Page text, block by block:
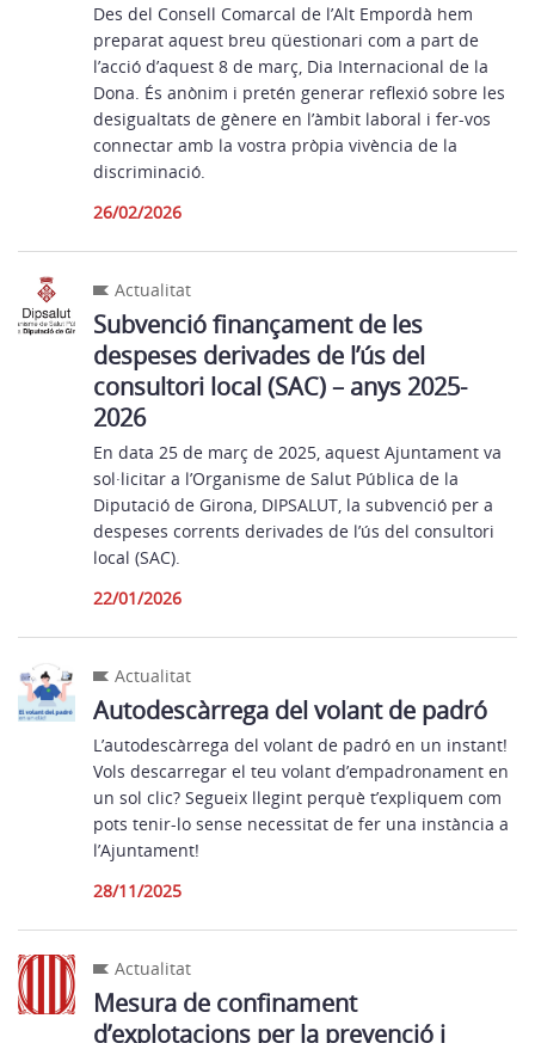
Des del Consell Comarcal de l’Alt Empordà hem
preparat aquest breu qüestionari com a part de
l’acció d’aquest 8 de març, Dia Internacional de la
Dona. És anònim i pretén generar reflexió sobre les
desigualtats de gènere en l’àmbit laboral i fer-vos
connectar amb la vostra pròpia vivència de la
discriminació.
26/02/2026
Actualitat
Subvenció finançament de les
despeses derivades de l’ús del
consultori local (SAC) – anys 2025-
2026
En data 25 de març de 2025, aquest Ajuntament va
sol·licitar a l’Organisme de Salut Pública de la
Diputació de Girona, DIPSALUT, la subvenció per a
despeses corrents derivades de l’ús del consultori
local (SAC).
22/01/2026
Actualitat
Autodescàrrega del volant de padró
L’autodescàrrega del volant de padró en un instant!
Vols descarregar el teu volant d’empadronament en
un sol clic? Segueix llegint perquè t’expliquem com
pots tenir-lo sense necessitat de fer una instància a
l’Ajuntament!
28/11/2025
Actualitat
Mesura de confinament
d’explotacions per la prevenció i